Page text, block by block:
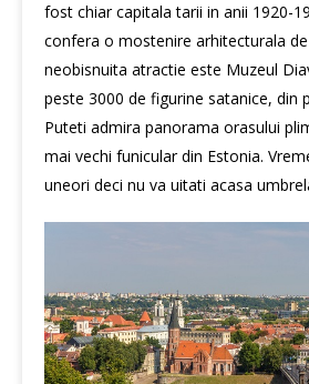
fost chiar capitala tarii in anii 1920-
confera o mostenire arhitecturala
neobisnuita atractie este Muzeul
peste 3000 de figurine satanice, din
Puteti admira panorama orasului
mai vechi funicular din Estonia.
uneori deci nu va uitati acasa